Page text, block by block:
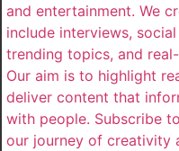
and entertainment. We
include interviews,
trending topics, and
Our aim is to highlight
deliver content that
with people. Subscribe
our journey of creativity